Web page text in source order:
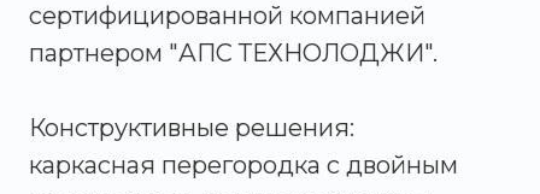
сертифицированной компанией
партнером "АПС ТЕХНОЛОДЖИ".
Конструктивные решения:
каркасная перегородка с двойным